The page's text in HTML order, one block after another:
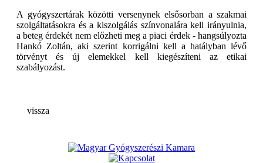
A gyógyszertárak közötti versenynek elsősorban a szakmai
szolgáltatásokra és a kiszolgálás színvonalára kell irányulnia,
a beteg érdekét nem előzheti meg a piaci érdek - hangsúlyozta
Hankó Zoltán, aki szerint korrigálni kell a hatályban lévő
törvényt és új elemekkel kell kiegészíteni az etikai
szabályozást.
vissza